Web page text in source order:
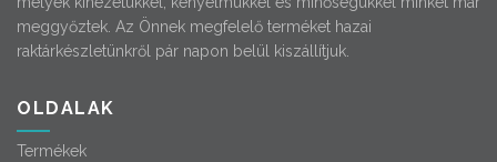
meggyőztek. Az Önnek megfelelő terméket hazai
raktárkészletünkről pár napon belül kiszállítjuk.
OLDALAK
Termékek